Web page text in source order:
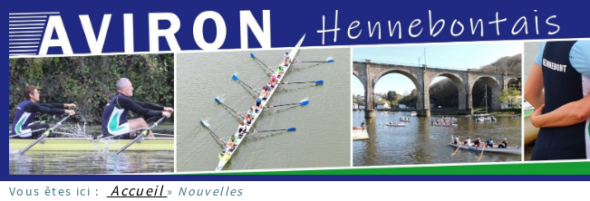
Vous êtes ici : Accueil » Nouvelles